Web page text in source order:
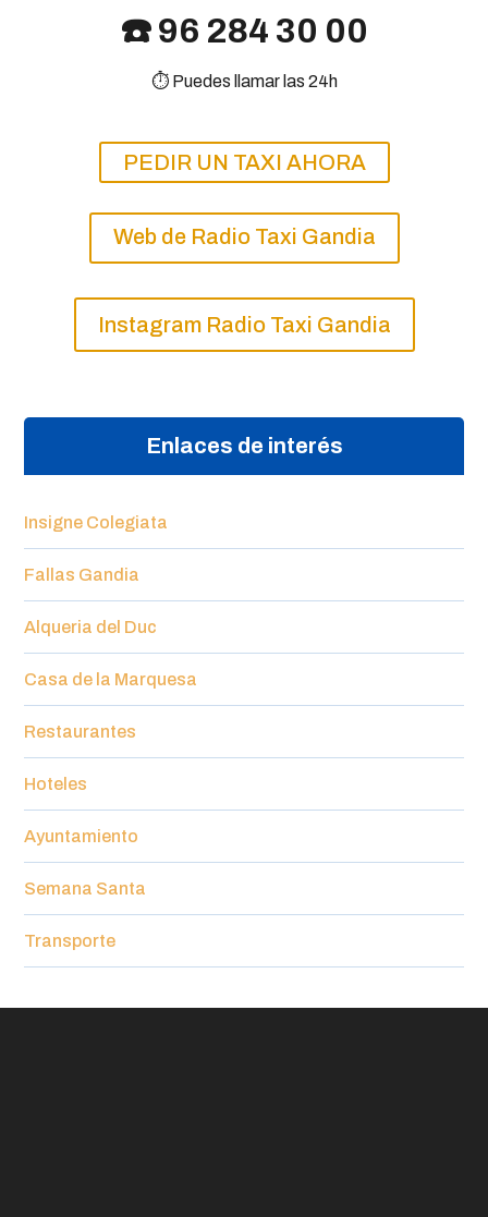
☎️ 96 284 30 00
⏱️ Puedes llamar las 24h
PEDIR UN TAXI AHORA
Web de Radio Taxi Gandia
Instagram Radio Taxi Gandia
Enlaces de interés
Insigne Colegiata
Fallas Gandia
Alqueria del Duc
Casa de la Marquesa
Restaurantes
Hoteles
Ayuntamiento
Semana Santa
Transporte